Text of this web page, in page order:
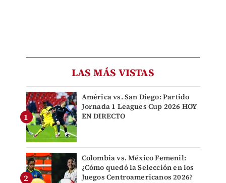
LAS MÁS VISTAS
América vs. San Diego: Partido
Jornada 1 Leagues Cup 2026 HOY
EN DIRECTO
Colombia vs. México Femenil:
¿Cómo quedó la Selección en los
Juegos Centroamericanos 2026?